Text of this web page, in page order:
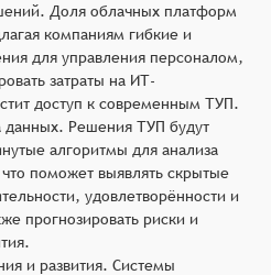
Доля облачных платформ
компаниям гибкие и
для управления персоналом,
затраты на ИТ-
доступ к современным ТУП.
данных. Решения ТУП будут
алгоритмы для анализа
поможет выявлять скрытые
удовлетворённости и
прогнозировать риски и
и развития. Системы